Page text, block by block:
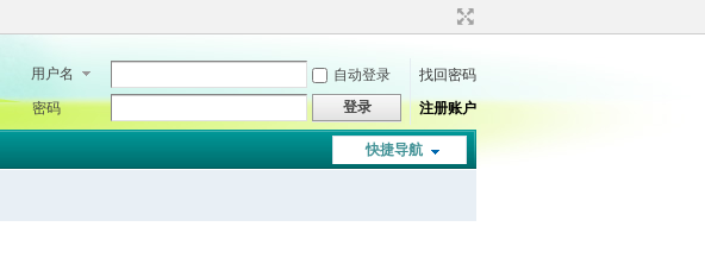
用户名 自动登录
找回密码
密码
登录 注册账户
快捷导航